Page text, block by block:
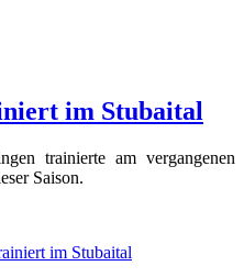
im Stubaital
trainierte am vergangenen
Saison.
im Stubaital